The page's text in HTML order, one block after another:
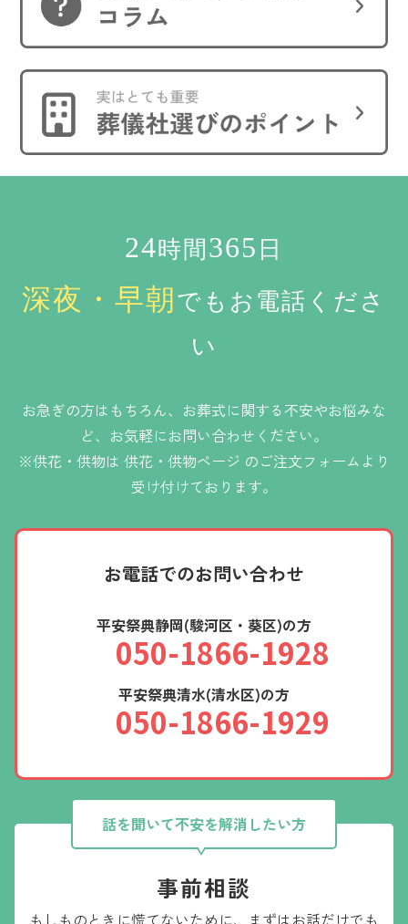
24時間 365 日
深夜・早朝でもお電話くださ
い
お急ぎの方はもちろん、お葬式に関する不安やお悩みな
ど、お気軽にお問い合わせください。
※供花・供物は 供花・供物ページ のご注文フォームより
受け付けております。
お電話でのお問い合わせ
平安祭典静岡(駿河区・葵区)の方
050-1866-1928
平安祭典清水(清水区)の方
050-1866-1929
話を聞いて不安を解消したい方
事前相談
もしものときに慌てないために、 まずはお話だけでも